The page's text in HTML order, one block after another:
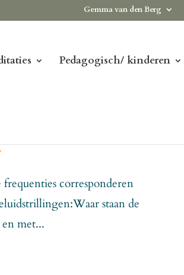
Gemma van den Berg
Pedagogisch/ kinderen
corresponderen
staan de
met...